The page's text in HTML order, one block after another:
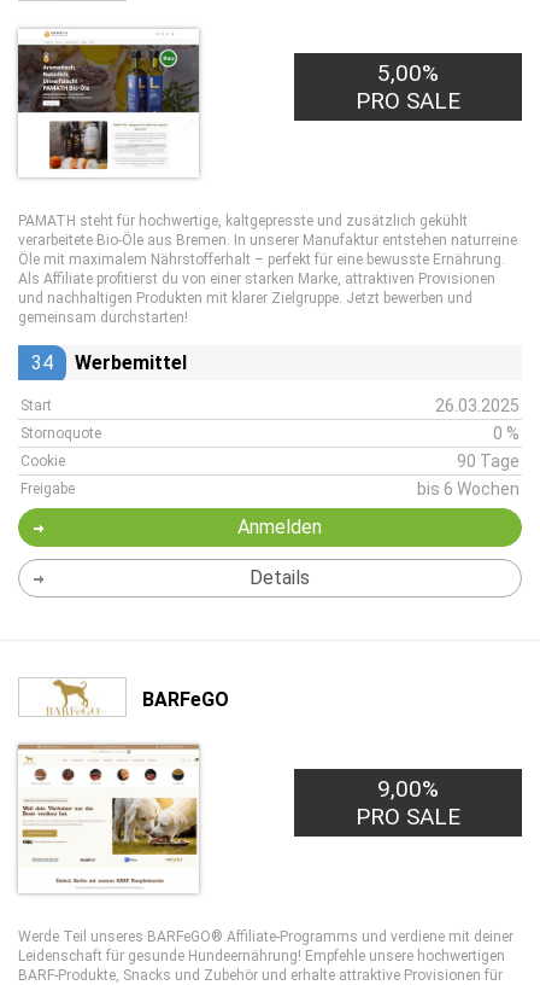
5,00%
PRO SALE
PAMATH steht für hochwertige, kaltgepresste und zusätzlich gekühlt
verarbeitete Bio-Öle aus Bremen. In unserer Manufaktur entstehen naturreine
Öle mit maximalem Nährstofferhalt – perfekt für eine bewusste Ernährung.
Als Affiliate profitierst du von einer starken Marke, attraktiven Provisionen
und nachhaltigen Produkten mit klarer Zielgruppe. Jetzt bewerben und
gemeinsam durchstarten!
34 Werbemittel
Start 26.03.2025
Stornoquote 0 %
Cookie 90 Tage
Freigabe bis 6 Wochen
Anmelden
Details
BARFeGO
9,00%
PRO SALE
Werde Teil unseres BARFeGO® Affiliate-Programms und verdiene mit deiner
Leidenschaft für gesunde Hundeernährung! Empfehle unsere hochwertigen
BARF-Produkte, Snacks und Zubehör und erhalte attraktive Provisionen für